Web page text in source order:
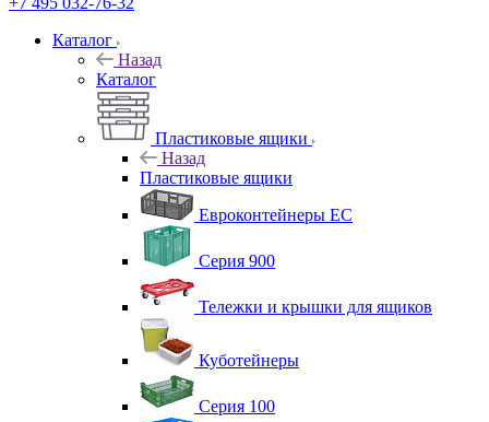
Каталог
Назад
Каталог
Пластиковые ящики
Назад
Пластиковые ящики
Евроконтейнеры ЕС
Серия 900
Тележки и крышки для ящиков
Куботейнеры
Серия 100